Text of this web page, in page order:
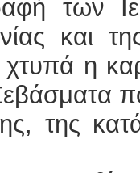
των
και
η
της